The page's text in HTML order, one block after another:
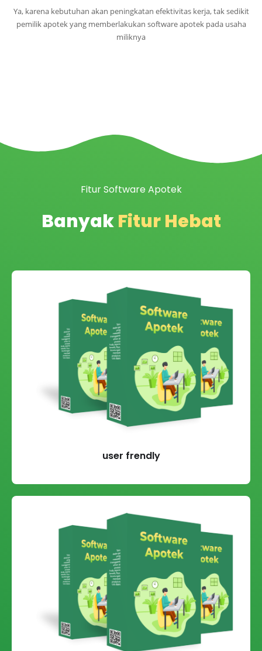
Ya, karena kebutuhan akan peningkatan efektivitas kerja, tak sedikit
pemilik apotek yang memberlakukan software apotek pada usaha
miliknya
Fitur Software Apotek
BanyakFitur Hebat
user frendly